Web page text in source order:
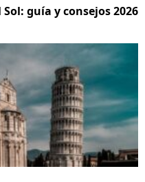
guía y consejos 2026